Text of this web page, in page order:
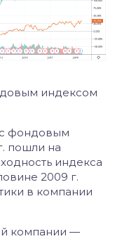
индексом
с фондовым
пошли на
индекса
2009 г.
в компании
компании —